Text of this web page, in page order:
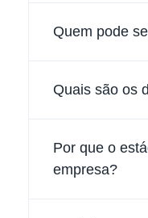
Quem pode
Quais são os
Por que o
empresa?